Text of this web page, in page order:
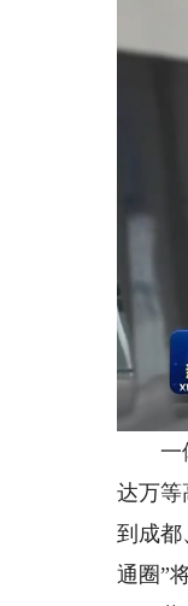
一体
达万等
到成都
通圈”